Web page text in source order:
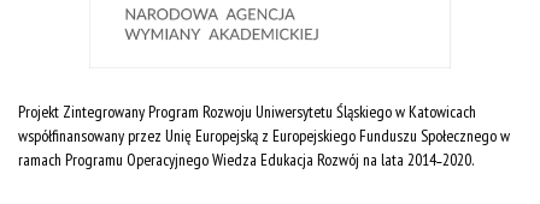
Projekt Zintegrowany Program Rozwoju Uniwersytetu Śląskiego w Katowicach
współfinansowany przez Unię Europejską z Europejskiego Funduszu Społecznego w
ramach Programu Operacyjnego Wiedza Edukacja Rozwój na lata 2014˗2020.